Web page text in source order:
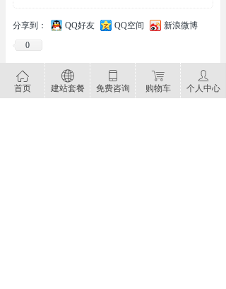
分享到： QQ好友 QQ空间
新浪微博
0
ꀇ
首页
ꄓ
建站套餐
ꀆ
免费咨询
ꁈ
购物车
ꄑ
个人中心